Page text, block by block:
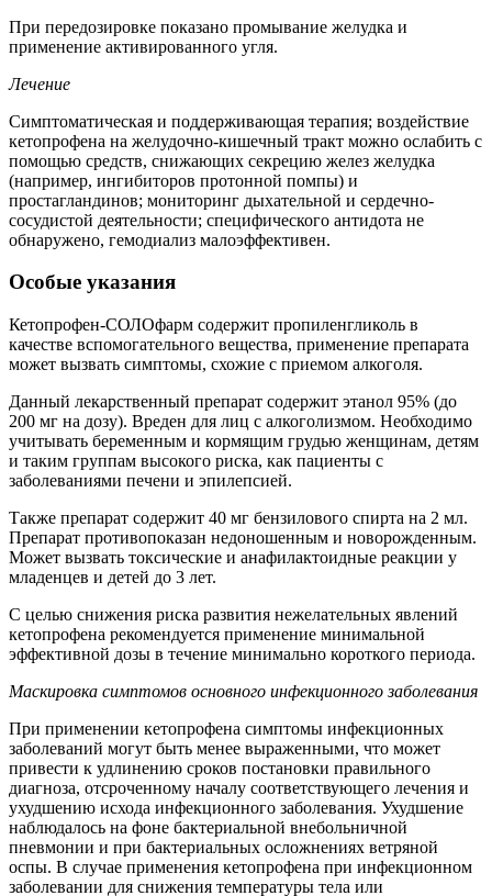
При передозировке показано промывание желудка и
применение активированного угля.
Лечение
Симптоматическая и поддерживающая терапия; воздействие
кетопрофена на желудочно-кишечный тракт можно ослабить с
помощью средств, снижающих секрецию желез желудка
(например, ингибиторов протонной помпы) и
простагландинов; мониторинг дыхательной и сердечно-
сосудистой деятельности; специфического антидота не
обнаружено, гемодиализ малоэффективен.
Особые указания
Кетопрофен-СОЛОфарм содержит пропиленгликоль в
качестве вспомогательного вещества, применение препарата
может вызвать симптомы, схожие с приемом алкоголя.
Данный лекарственный препарат содержит этанол 95% (до
200 мг на дозу). Вреден для лиц с алкоголизмом. Необходимо
учитывать беременным и кормящим грудью женщинам, детям
и таким группам высокого риска, как пациенты с
заболеваниями печени и эпилепсией.
Также препарат содержит 40 мг бензилового спирта на 2 мл.
Препарат противопоказан недоношенным и новорожденным.
Может вызвать токсические и анафилактоидные реакции у
младенцев и детей до 3 лет.
С целью снижения риска развития нежелательных явлений
кетопрофена рекомендуется применение минимальной
эффективной дозы в течение минимально короткого периода.
Маскировка симптомов основного инфекционного заболевания
При применении кетопрофена симптомы инфекционных
заболеваний могут быть менее выраженными, что может
привести к удлинению сроков постановки правильного
диагноза, отсроченному началу соответствующего лечения и
ухудшению исхода инфекционного заболевания. Ухудшение
наблюдалось на фоне бактериальной внебольничной
пневмонии и при бактериальных осложнениях ветряной
оспы. В случае применения кетопрофена при инфекционном
заболевании для снижения температуры тела или